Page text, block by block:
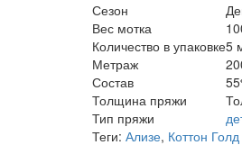
Сезон
Вес мотка
Количество в упаковке5
Метраж
Состав
Толщина пряжи
Тип пряжи
Теги: Ализе, Коттон